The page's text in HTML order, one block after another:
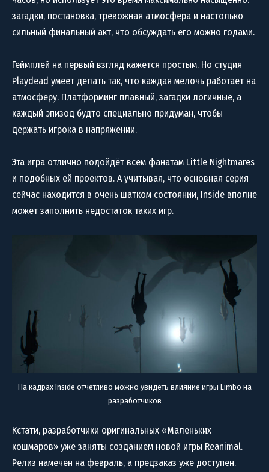
загадки, постановка, тревожная атмосфера и настолько
сильный финальный акт, что обсуждать его можно годами.
Геймплей на первый взгляд кажется простым. Но студия
Playdead умеет делать так, что каждая мелочь работает на
атмосферу. Платформинг плавный, загадки логичные, а
каждый эпизод будто специально придуман, чтобы
держать игрока в напряжении.
Эта игра отлично подойдёт всем фанатам Little Nightmares
и подобных ей проектов. А учитывая, что основная серия
сейчас находится в очень шатком состоянии, Inside вполне
может заполнить недостаток таких игр.
На кадрах Inside отчетливо можно увидеть влияние игры Limbo на
разработчиков
Кстати, разработчики оригинальных «Маленьких
кошмаров» уже заняты созданием новой игры Reanimal.
Релиз намечен на февраль, а предзаказ уже доступен.